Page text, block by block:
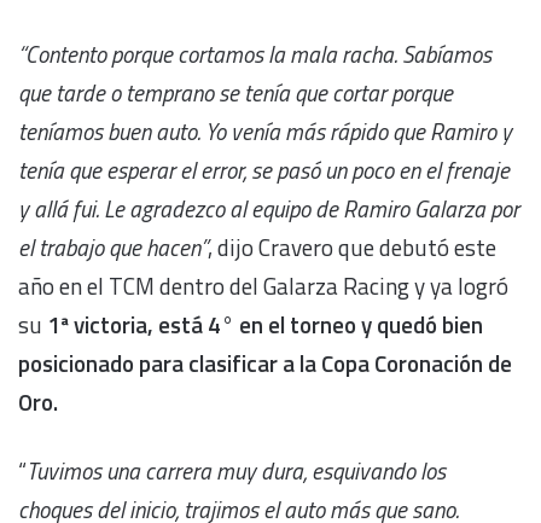
“Contento porque cortamos la mala racha. Sabíamos
que tarde o temprano se tenía que cortar porque
teníamos buen auto. Yo venía más rápido que Ramiro y
tenía que esperar el error, se pasó un poco en el frenaje
y allá fui. Le agradezco al equipo de Ramiro Galarza por
el trabajo que hacen”, dijo Cravero que debutó este
año en el TCM dentro del Galarza Racing y ya logró
su 1ª victoria, está 4° en el torneo y quedó bien
posicionado para clasificar a la Copa Coronación de
Oro.
“Tuvimos una carrera muy dura, esquivando los
choques del inicio, trajimos el auto más que sano.